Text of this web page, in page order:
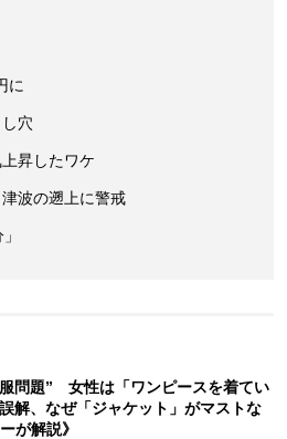
に
穴
昇したワケ
波の遡上に警戒
問題” 女性は「ワンピースを着てい
解、なぜ「ジャケット」がマストな
が解説》